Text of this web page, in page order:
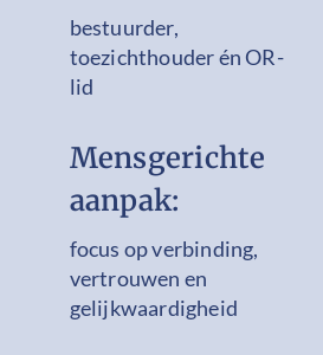
bestuurder,
toezichthouder én OR-
lid
Mensgerichte
aanpak:
focus op verbinding,
vertrouwen en
gelijkwaardigheid